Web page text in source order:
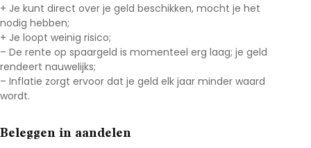
+ Je kunt direct over je geld beschikken, mocht je het
nodig hebben;
+ Je loopt weinig risico;
– De rente op spaargeld is momenteel erg laag; je geld
rendeert nauwelijks;
– Inflatie zorgt ervoor dat je geld elk jaar minder waard
wordt.
Beleggen in aandelen